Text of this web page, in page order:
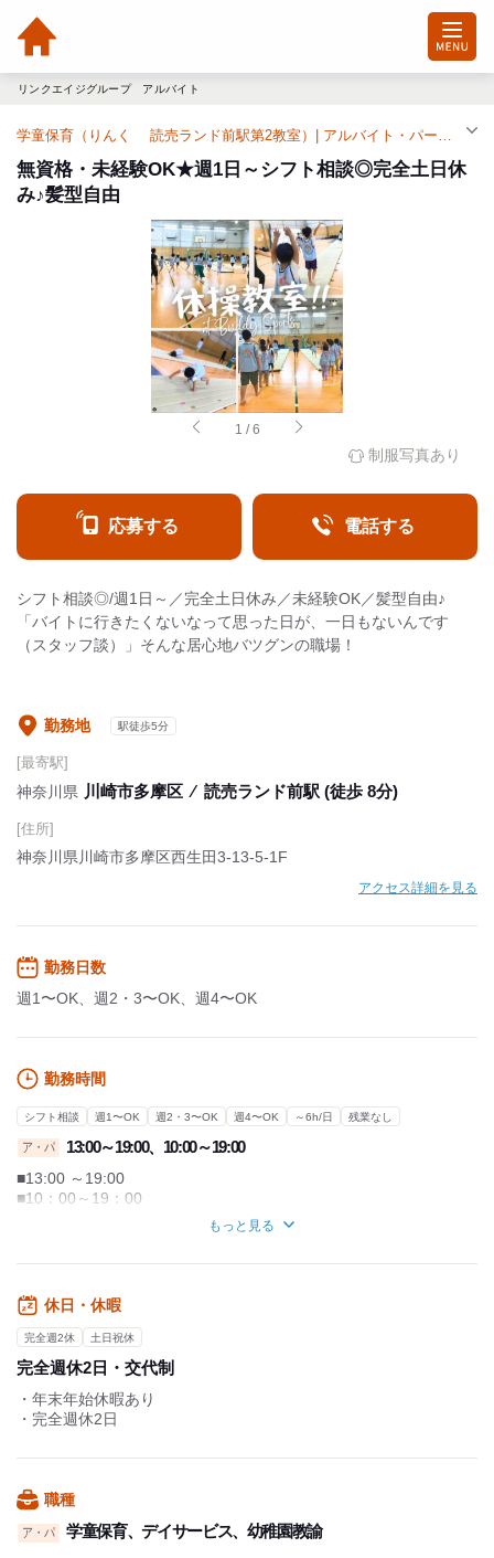
リンクエイジグループ アルバイト
学童保育（りんく 読売ランド前駅第2教室）| アルバイト・パート求人（読売ランド前駅）
無資格・未経験OK★週1日～シフト相談◎完全土日休
み♪髪型自由
1 /6
制服写真あり
応募する 電話する
シフト相談◎/週1日～／完全土日休み／未経験OK／髪型自由♪
「バイトに行きたくないなって思った日が、一日もないんです
（スタッフ談）」そんな居心地バツグンの職場！
勤務地 駅徒歩5分
[最寄駅]
神奈川県 川崎市多摩区 ⁄ 読売ランド前駅 (徒歩 8分)
[住所]
神奈川県川崎市多摩区西生田3-13-5-1F
アクセス詳細を見る
勤務日数
週1〜OK、週2・3〜OK、週4〜OK
勤務時間
シフト相談 週1〜OK 週2・3〜OK 週4〜OK ～6h/日 残業なし
ア・パ 13:00～19:00、10:00～19:00
■13:00 ～19:00
■10：00～19：00
※小学校休み期間などは変動あり
曜日などはお気軽にご相談ください。
■休憩は法定通り
（6時間以上の勤務で45分）
もっと見る
休日・休暇
完全週2休 土日祝休
完全週休2日・交代制
・年末年始休暇あり
・完全週休2日
職種
ア・パ 学童保育、デイサービス、幼稚園教諭